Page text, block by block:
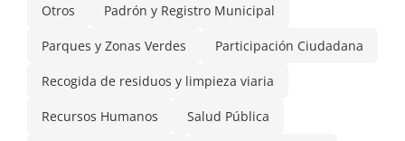
Otros Padrón y Registro Municipal
Parques y Zonas Verdes Participación Ciudadana
Recogida de residuos y limpieza viaria
Recursos Humanos Salud Pública